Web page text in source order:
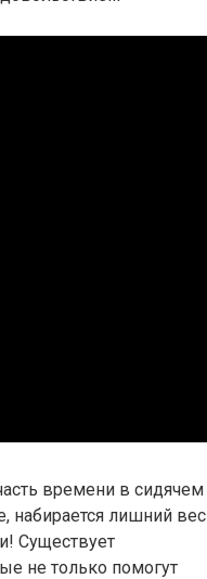
времени в сидячем
набирается лишний вес
Существует
не только помогут